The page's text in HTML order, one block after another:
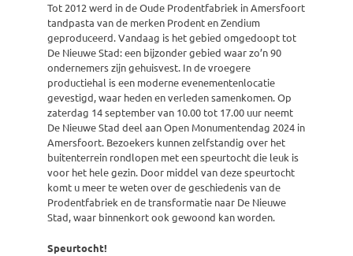
Tot 2012 werd in de Oude Prodentfabriek in Amersfoort
tandpasta van de merken Prodent en Zendium
geproduceerd. Vandaag is het gebied omgedoopt tot
De Nieuwe Stad: een bijzonder gebied waar zo’n 90
ondernemers zijn gehuisvest. In de vroegere
productiehal is een moderne evenementenlocatie
gevestigd, waar heden en verleden samenkomen. Op
zaterdag 14 september van 10.00 tot 17.00 uur neemt
De Nieuwe Stad deel aan Open Monumentendag 2024 in
Amersfoort. Bezoekers kunnen zelfstandig over het
buitenterrein rondlopen met een speurtocht die leuk is
voor het hele gezin. Door middel van deze speurtocht
komt u meer te weten over de geschiedenis van de
Prodentfabriek en de transformatie naar De Nieuwe
Stad, waar binnenkort ook gewoond kan worden.
Speurtocht!